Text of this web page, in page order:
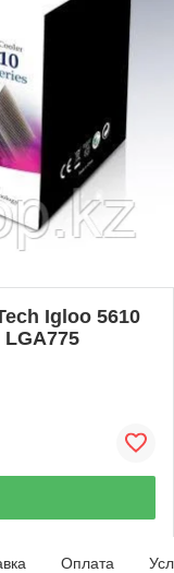
Igloo 5610
Оплата